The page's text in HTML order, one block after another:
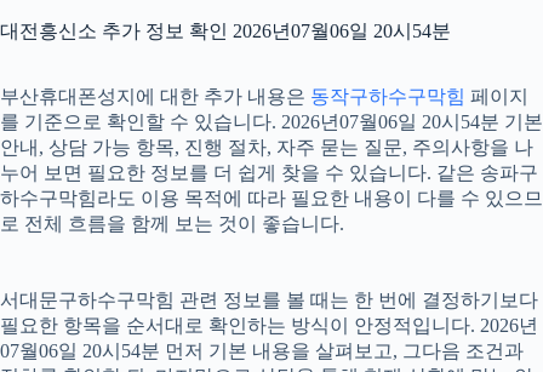
대전흥신소 추가 정보 확인 2026년07월06일 20시54분
부산휴대폰성지에 대한 추가 내용은 동작구하수구막힘 페이지
를 기준으로 확인할 수 있습니다. 2026년07월06일 20시54분 기본
안내, 상담 가능 항목, 진행 절차, 자주 묻는 질문, 주의사항을 나
누어 보면 필요한 정보를 더 쉽게 찾을 수 있습니다. 같은 송파구
하수구막힘라도 이용 목적에 따라 필요한 내용이 다를 수 있으므
로 전체 흐름을 함께 보는 것이 좋습니다.
서대문구하수구막힘 관련 정보를 볼 때는 한 번에 결정하기보다
필요한 항목을 순서대로 확인하는 방식이 안정적입니다. 2026년
07월06일 20시54분 먼저 기본 내용을 살펴보고, 그다음 조건과